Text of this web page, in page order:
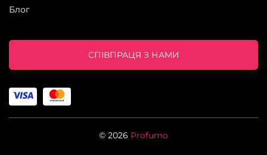
Блог
СПІВПРАЦЯ З НАМИ
© 2026 Profumo